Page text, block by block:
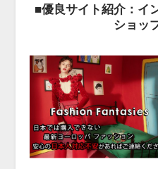
■優良サイト紹介：イ
ショッ